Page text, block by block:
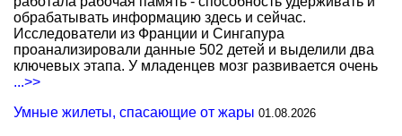
обрабатывать информацию здесь и сейчас.
Исследователи из Франции и Сингапура
проанализировали данные 502 детей и выделили два
ключевых этапа. У младенцев мозг развивается очень
...>>
Умные жилеты, спасающие от жары 01.08.2026